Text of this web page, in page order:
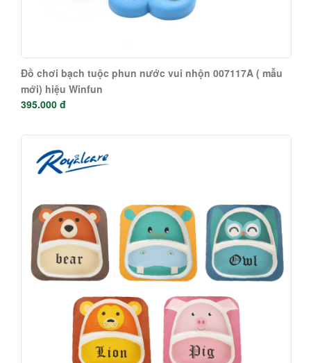
Đồ chơi bạch tuộc phun nước vui nhộn 007117A ( mẫu
mới) hiệu Winfun
395.000 đ